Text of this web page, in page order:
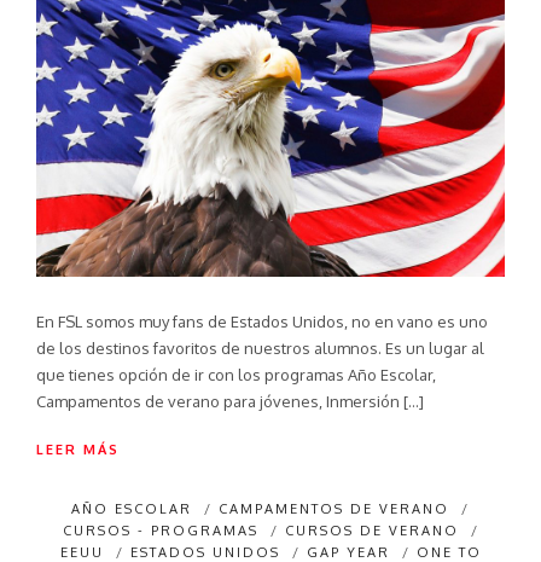
En FSL somos muy fans de Estados Unidos, no en vano es uno
de los destinos favoritos de nuestros alumnos. Es un lugar al
que tienes opción de ir con los programas Año Escolar,
Campamentos de verano para jóvenes, Inmersión […]
LEER MÁS
AÑO ESCOLAR / CAMPAMENTOS DE VERANO
/
CURSOS - PROGRAMAS
/ CURSOS DE VERANO
/
EEUU
/ ESTADOS UNIDOS / GAP YEAR / ONE TO